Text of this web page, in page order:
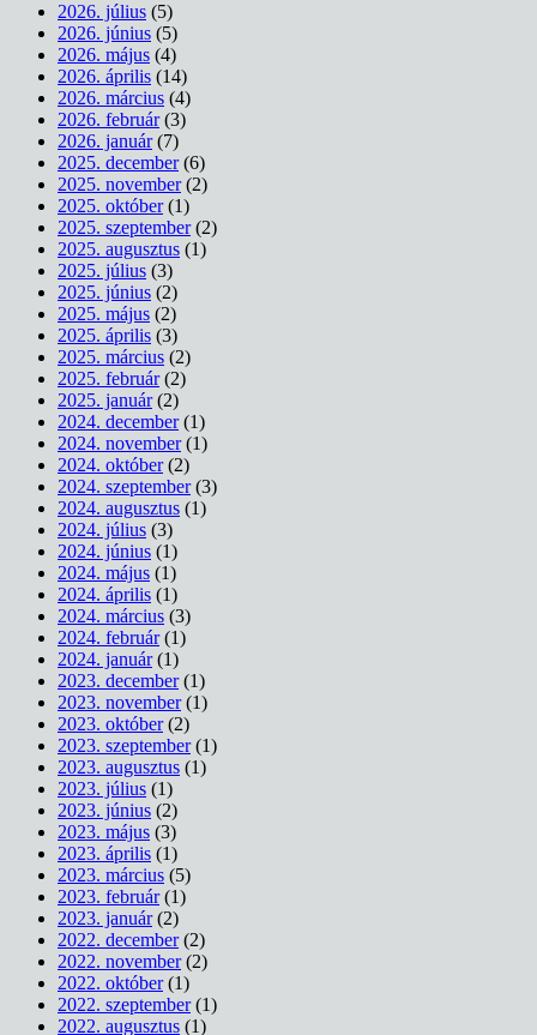
2026. július (5)
2026. június (5)
2026. május (4)
2026. április (14)
2026. március (4)
2026. február(3)
2026. január(7)
2025. december(6)
2025. november(2)
2025. október(1)
2025. szeptember(2)
2025. augusztus (1)
2025. július (3)
2025. június (2)
2025. május (2)
2025. április (3)
2025. március (2)
2025. február(2)
2025. január(2)
2024. december(1)
2024. november(1)
2024. október(2)
2024. szeptember(3)
2024. augusztus (1)
2024. július (3)
2024. június (1)
2024. május (1)
2024. április (1)
2024. március (3)
2024. február(1)
2024. január(1)
2023. december(1)
2023. november(1)
2023. október(2)
2023. szeptember(1)
2023. augusztus (1)
2023. július (1)
2023. június (2)
2023. május (3)
2023. április (1)
2023. március (5)
2023. február(1)
2023. január(2)
2022. december(2)
2022. november(2)
2022. október(1)
2022. szeptember(1)
2022. augusztus (1)